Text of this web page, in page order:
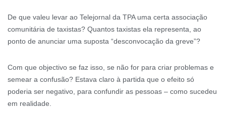
De que valeu levar ao Telejornal da TPA uma certa associação
comunitária de taxistas? Quantos taxistas ela representa, ao
ponto de anunciar uma suposta “desconvocação da greve”?
Com que objectivo se faz isso, se não for para criar problemas e
semear a confusão? Estava claro à partida que o efeito só
poderia ser negativo, para confundir as pessoas – como sucedeu
em realidade.